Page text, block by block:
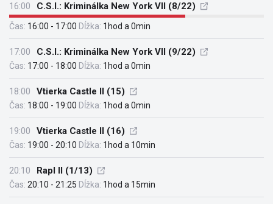
16:00 C.S.I.: Kriminálka New York VII (8/22)
Čas: 16:00 - 17:00 Dĺžka: 1hod a 0min
17:00 C.S.I.: Kriminálka New York VII (9/22)
Čas: 17:00 - 18:00 Dĺžka: 1hod a 0min
18:00 Vtierka Castle II (15)
Čas: 18:00 - 19:00 Dĺžka: 1hod a 0min
19:00 Vtierka Castle II (16)
Čas: 19:00 - 20:10 Dĺžka: 1hod a 10min
20:10 Rapl II (1/13)
Čas: 20:10 - 21:25 Dĺžka: 1hod a 15min